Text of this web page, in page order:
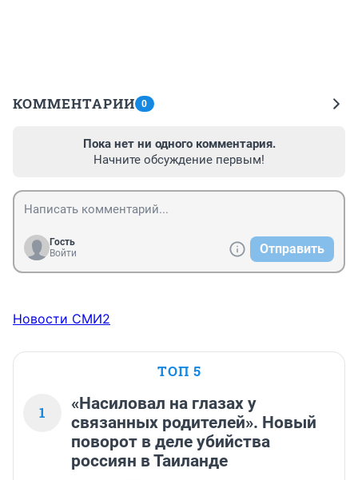
КОММЕНТАРИИ 0
Пока нет ни одного комментария.
Начните обсуждение первым!
Гость
Войти
Отправить
Новости СМИ2
ТОП 5
1
«Насиловал на глазах у
связанных родителей». Новый
поворот в деле убийства
россиян в Таиланде